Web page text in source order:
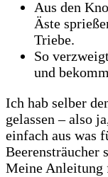
Aus den
Äste
Triebe.
So
und
Ich hab selber
gelassen – also
einfach aus was
Beerensträucher
Meine Anleitung